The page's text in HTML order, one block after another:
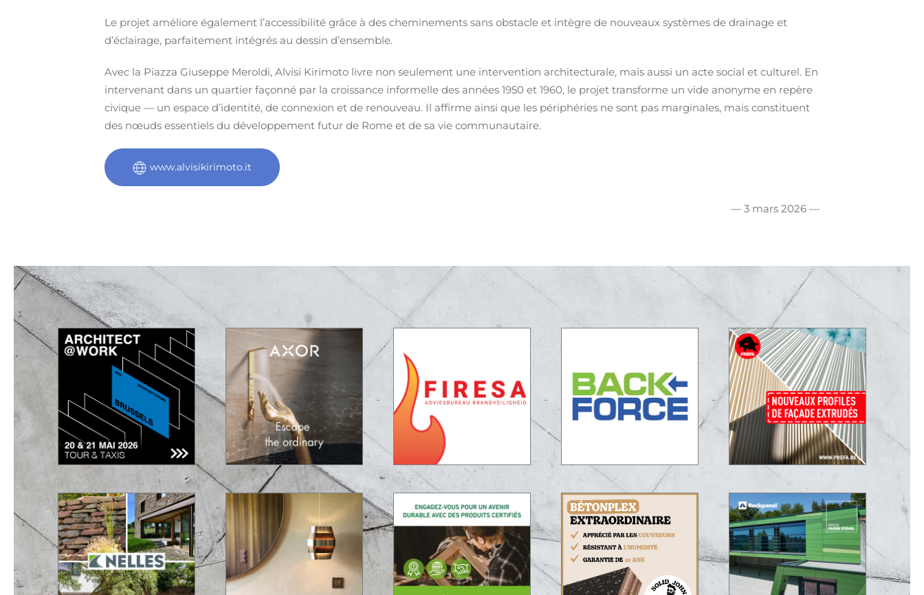
Le projet améliore également l’accessibilité grâce à des cheminements sans obstacle et intègre de nouveaux systèmes de drainage et
d’éclairage, parfaitement intégrés au dessin d’ensemble.
Avec la Piazza Giuseppe Meroldi, Alvisi Kirimoto livre non seulement une intervention architecturale, mais aussi un acte social et culturel. En
intervenant dans un quartier façonné par la croissance informelle des années 1950 et 1960, le projet transforme un vide anonyme en repère
civique — un espace d’identité, de connexion et de renouveau. Il affirme ainsi que les périphéries ne sont pas marginales, mais constituent
des nœuds essentiels du développement futur de Rome et de sa vie communautaire.
www.alvisikirimoto.it
— 3 mars 2026 —